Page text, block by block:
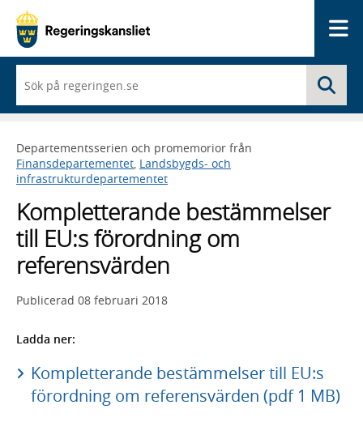
du
börjar
skriva
framträder
en
lista
sökförslag
Departementsserien och promemorior från
Finansdepartementet, Landsbygds- och
infrastrukturdepartementet
Kompletterande bestämmelser
till EU:s förordning om
referensvärden
Publicerad 08 februari 2018
Ladda ner:
Kompletterande bestämmelser till EU:s
förordning om referensvärden (pdf 1 MB)